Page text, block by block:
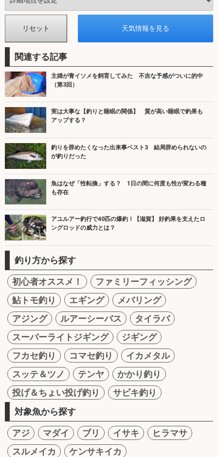
関連する記事
主婦が青イソメを飼育してみた 不吉な予感がついに的中
（第3回）
実は大事な【釣りと睡眠の関係】 質が高い睡眠で釣果も
アップする？
釣りを辞めたくなった出来事ベスト3 結局辞められないの
が釣りだった
魚はなぜ「性転換」する？ 1日の間に何度も性が変わる種
も存在
アユルアー釣行で40匹の爆釣！【滋賀】 好釣果を支えたロ
ングロッドの威力とは？
釣り方から探す
初心者オススメ！
ファミリーフィッシング
鮎トモ釣り
エギング
メバリング
アジング
ルアーシーバス
タイラバ
スーパーライトジギング
ジギング
フカセ釣り
コマセ釣り
イカメタル
スッテ＆ツノ
テンヤ
かかり釣り
投げ＆ちょい投げ釣り
サビキ釣り
対象魚から探す
アジ マダイ ブリ イサキ
ヒラマサ
スルメイカ
ケンサキイカ